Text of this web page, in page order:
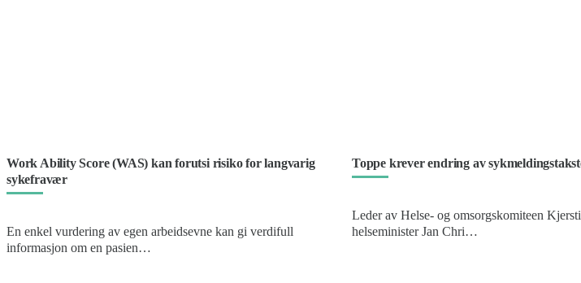
Work Ability Score (WAS) kan forutsi risiko for langvarig
sykefravær
En enkel vurdering av egen arbeidsevne kan gi verdifull
informasjon om en pasien…
Toppe krever endring av
Leder av Helse- og omsorgskomiteen
helseminister Jan Chri…